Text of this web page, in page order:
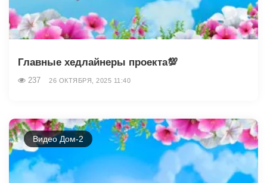
Главные хедлайнеры проекта💯
237 26 ОКТЯБРЯ, 2025 11:40
Видео Дом-2